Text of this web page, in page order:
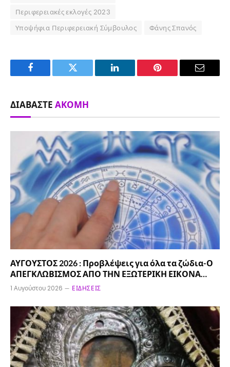
Περιφερειακές εκλογές 2023
Υποψήφια Περιφερειακή Σύμβουλος
Φάνης Σπανός
Facebook Twitter LinkedIn Pinterest Email
ΔΙΑΒΆΣΤΕ ΑΚΌΜΗ
ΑΥΓΟΥΣΤΟΣ 2026 : Προβλέψεις για όλα τα ζώδια-Ο
ΑΠΕΓΚΛΩΒΙΣΜΟΣ ΑΠΟ ΤΗΝ ΕΞΩΤΕΡΙΚΗ ΕΙΚΟΝΑ…
1 Αυγούστου 2026 ΕΙΔΉΣΕΙΣ